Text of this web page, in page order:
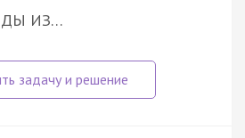
ИЗ…